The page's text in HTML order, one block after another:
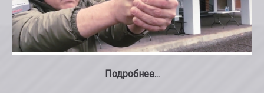
Подробнее...